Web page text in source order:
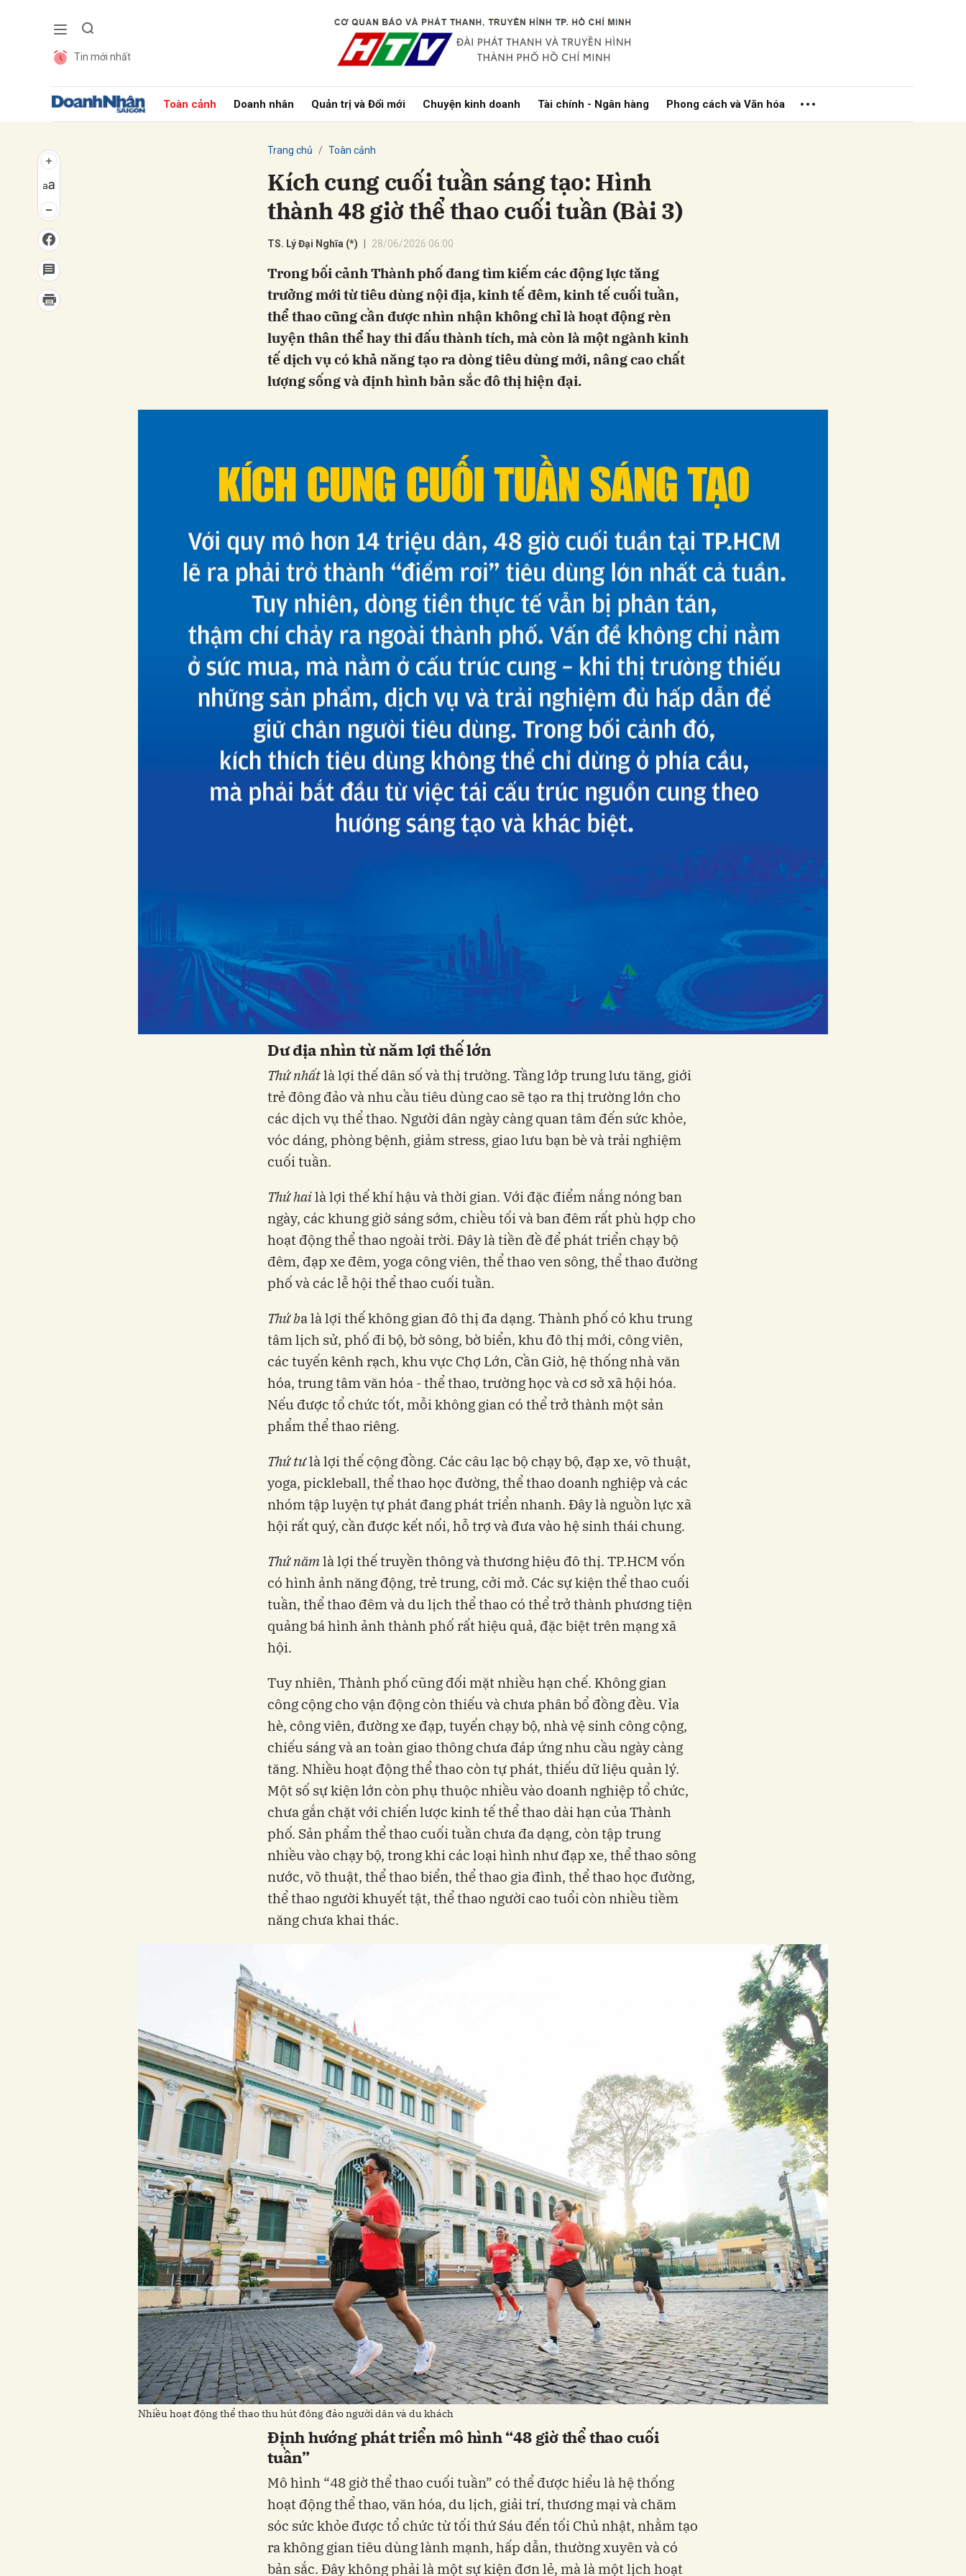
Tin mới nhất
Toàn cảnh Doanh nhân Quản trị và Đổi mới Chuyện kinh doanh Tài chính - Ngân hàng Phong cách và Văn hóa
Trang chủ Toàn cảnh
Kích cung cuối tuần sáng tạo: Hình
thành 48 giờ thể thao cuối tuần (Bài 3)
TS. Lý Đại Nghĩa (*) 28/06/2026 06:00
Trong bối cảnh Thành phố đang tìm kiếm các động lực tăng
trưởng mới từ tiêu dùng nội địa, kinh tế đêm, kinh tế cuối tuần,
thể thao cũng cần được nhìn nhận không chỉ là hoạt động rèn
luyện thân thể hay thi đấu thành tích, mà còn là một ngành kinh
tế dịch vụ có khả năng tạo ra dòng tiêu dùng mới, nâng cao chất
lượng sống và định hình bản sắc đô thị hiện đại.
Dư địa nhìn từ năm lợi thế lớn
Thứ nhấtlà lợi thế dân số và thị trường. Tầng lớp trung lưu tăng, giới
trẻ đông đảo và nhu cầu tiêu dùng cao sẽ tạo ra thị trường lớn cho
các dịch vụ thể thao. Người dân ngày càng quan tâm đến sức khỏe,
vóc dáng, phòng bệnh, giảm stress, giao lưu bạn bè và trải nghiệm
cuối tuần.
Thứ hailà lợi thế khí hậu và thời gian. Với đặc điểm nắng nóng ban
ngày, các khung giờ sáng sớm, chiều tối và ban đêm rất phù hợp cho
hoạt động thể thao ngoài trời. Đây là tiền đề để phát triển chạy bộ
đêm, đạp xe đêm, yoga công viên, thể thao ven sông, thể thao đường
phố và các lễ hội thể thao cuối tuần.
Thứ ba là lợi thế không gian đô thị đa dạng. Thành phố có khu trung
tâm lịch sử, phố đi bộ, bờ sông, bờ biển, khu đô thị mới, công viên,
các tuyến kênh rạch, khu vực Chợ Lớn, Cần Giờ, hệ thống nhà văn
hóa, trung tâm văn hóa - thể thao, trường học và cơ sở xã hội hóa.
Nếu được tổ chức tốt, mỗi không gian có thể trở thành một sản
phẩm thể thao riêng.
Thứ tưlà lợi thế cộng đồng. Các câu lạc bộ chạy bộ, đạp xe, võ thuật,
yoga, pickleball, thể thao học đường, thể thao doanh nghiệp và các
nhóm tập luyện tự phát đang phát triển nhanh. Đây là nguồn lực xã
hội rất quý, cần được kết nối, hỗ trợ và đưa vào hệ sinh thái chung.
Thứ nămlà lợi thế truyền thông và thương hiệu đô thị. TP.HCM vốn
có hình ảnh năng động, trẻ trung, cởi mở. Các sự kiện thể thao cuối
tuần, thể thao đêm và du lịch thể thao có thể trở thành phương tiện
quảng bá hình ảnh thành phố rất hiệu quả, đặc biệt trên mạng xã
hội.
Tuy nhiên, Thành phố cũng đối mặt nhiều hạn chế. Không gian
công cộng cho vận động còn thiếu và chưa phân bổ đồng đều. Vỉa
hè, công viên, đường xe đạp, tuyến chạy bộ, nhà vệ sinh công cộng,
chiếu sáng và an toàn giao thông chưa đáp ứng nhu cầu ngày càng
tăng. Nhiều hoạt động thể thao còn tự phát, thiếu dữ liệu quản lý.
Một số sự kiện lớn còn phụ thuộc nhiều vào doanh nghiệp tổ chức,
chưa gắn chặt với chiến lược kinh tế thể thao dài hạn của Thành
phố. Sản phẩm thể thao cuối tuần chưa đa dạng, còn tập trung
nhiều vào chạy bộ, trong khi các loại hình như đạp xe, thể thao sông
nước, võ thuật, thể thao biển, thể thao gia đình, thể thao học đường,
thể thao người khuyết tật, thể thao người cao tuổi còn nhiều tiềm
năng chưa khai thác.
Nhiều hoạt động thể thao thu hút đông đảo người dân và du khách
Định hướng phát triển mô hình “48 giờ thể thao cuối
tuần”
Mô hình “48 giờ thể thao cuối tuần” có thể được hiểu là hệ thống
hoạt động thể thao, văn hóa, du lịch, giải trí, thương mại và chăm
sóc sức khỏe được tổ chức từ tối thứ Sáu đến tối Chủ nhật, nhằm tạo
ra không gian tiêu dùng lành mạnh, hấp dẫn, thường xuyên và có
bản sắc. Đây không phải là một sự kiện đơn lẻ, mà là một lịch hoạt